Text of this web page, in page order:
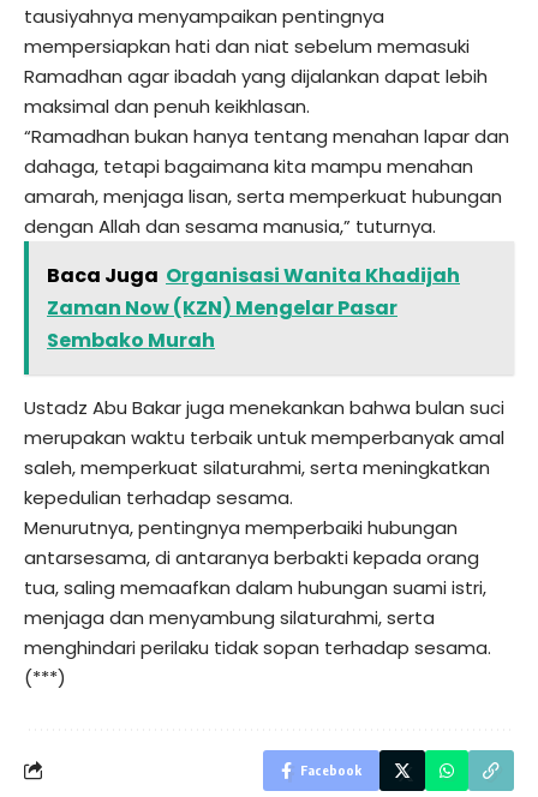
tausiyahnya menyampaikan pentingnya
mempersiapkan hati dan niat sebelum memasuki
Ramadhan agar ibadah yang dijalankan dapat lebih
maksimal dan penuh keikhlasan.
“Ramadhan bukan hanya tentang menahan lapar dan
dahaga, tetapi bagaimana kita mampu menahan
amarah, menjaga lisan, serta memperkuat hubungan
dengan Allah dan sesama manusia,” tuturnya.
Baca Juga Organisasi Wanita Khadijah
Zaman Now (KZN) Mengelar Pasar
Sembako Murah
Ustadz Abu Bakar juga menekankan bahwa bulan suci
merupakan waktu terbaik untuk memperbanyak amal
saleh, memperkuat silaturahmi, serta meningkatkan
kepedulian terhadap sesama.
Menurutnya, pentingnya memperbaiki hubungan
antarsesama, di antaranya berbakti kepada orang
tua, saling memaafkan dalam hubungan suami istri,
menjaga dan menyambung silaturahmi, serta
menghindari perilaku tidak sopan terhadap sesama.
(***)
Facebook